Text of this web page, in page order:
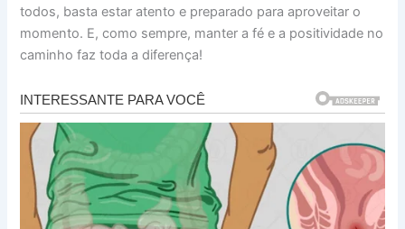
todos, basta estar atento e preparado para aproveitar o
momento. E, como sempre, manter a fé e a positividade no
caminho faz toda a diferença!